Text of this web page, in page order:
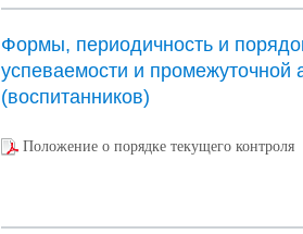
Формы, периодичность и
успеваемости и промежуточной
(воспитанников)
Положение о порядке текущего контроля